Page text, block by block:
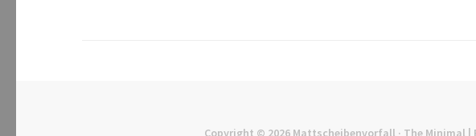
Copyright © 2026 Mattscheibenvorfall · The Minimal